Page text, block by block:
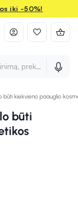
iki -50%!
prekės ženklą ir
būti kiekvieno paauglio
būti